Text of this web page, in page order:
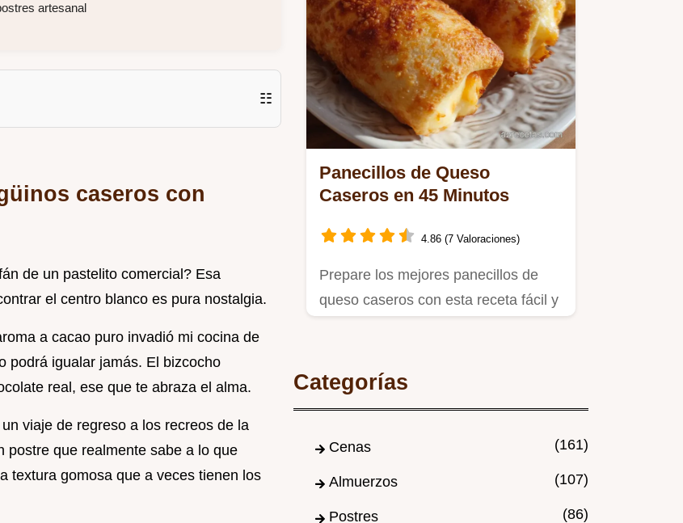
artesanal
☷
caseros con
de un pastelito comercial? Esa
el centro blanco es pura nostalgia.
a cacao puro invadió mi cocina de
podrá igualar jamás. El bizcocho
real, ese que te abraza el alma.
viaje de regreso a los recreos de la
postre que realmente sabe a lo que
textura gomosa que a veces tienen los
Panecillos de Queso
Caseros en 45 Minutos
4.86 (7 Valoraciones)
Prepare los mejores panecillos de
queso caseros con esta receta fácil y
Categorías
Cenas (161)
Almuerzos (107)
Postres (86)